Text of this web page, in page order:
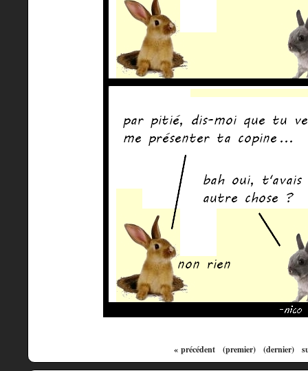
« précédent (premier) (dernier)